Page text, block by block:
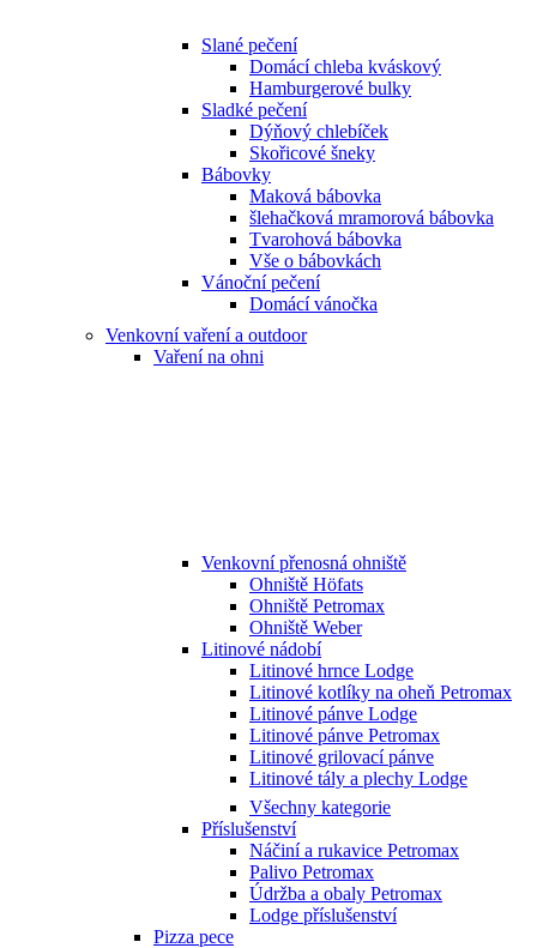
Slané pečení
Domácí chleba kváskový
Hamburgerové bulky
Sladké pečení
Dýňový chlebíček
Skořicové šneky
Bábovky
Maková bábovka
šlehačková mramorová bábovka
Tvarohová bábovka
Vše o bábovkách
Vánoční pečení
Domácí vánočka
Venkovní vaření a outdoor
Vaření na ohni
Venkovní přenosná ohniště
Ohniště Höfats
Ohniště Petromax
Ohniště Weber
Litinové nádobí
Litinové hrnce Lodge
Litinové kotlíky na oheň Petromax
Litinové pánve Lodge
Litinové pánve Petromax
Litinové grilovací pánve
Litinové tály a plechy Lodge
Všechny kategorie
Příslušenství
Náčiní a rukavice Petromax
Palivo Petromax
Údržba a obaly Petromax
Lodge příslušenství
Pizza pece